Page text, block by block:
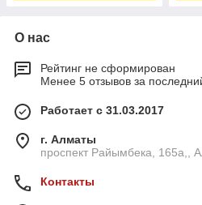
О нас
Рейтинг не сформирован
Менее 5 отзывов за
Работает с 31.03.2017
г. Алматы
проспект Райымбека, 165а,,
Контакты